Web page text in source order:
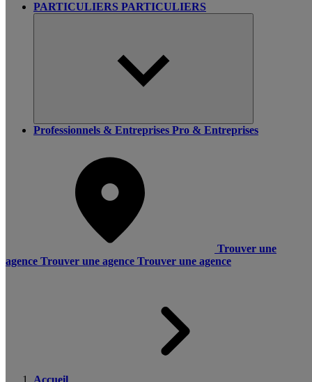
PARTICULIERS PARTICULIERS
Professionnels & Entreprises Pro & Entreprises
Trouver une
agence Trouver une agence Trouver une agence
Accueil